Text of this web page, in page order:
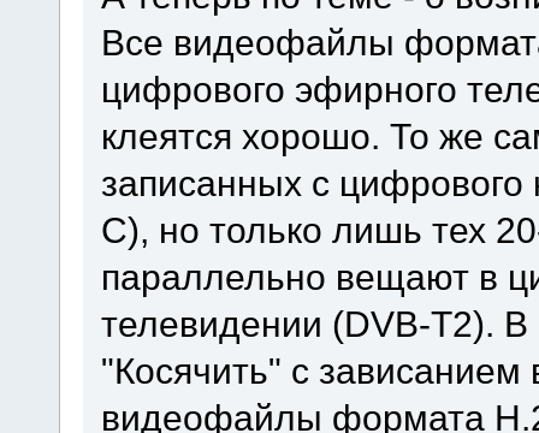
Все видеофайлы
цифрового эфирного
клеятся хорошо. То же
записанных с цифрового
C), но только лишь тех
параллельно вещают в
телевидении (DVB-T2).
"Косячить" с зависанием
видеофайлы формата